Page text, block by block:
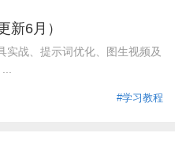
新6月）
实战、提示词优化、图生视频及
#学习教程